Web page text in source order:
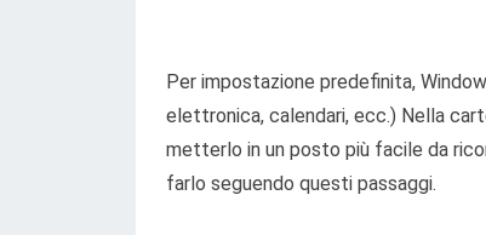
Per impostazione predefinita,
elettronica, calendari, ecc.) Nella
metterlo in un posto più facile da
farlo seguendo questi passaggi.